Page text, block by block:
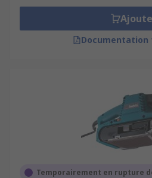
Documentation
Temporairement en rupture